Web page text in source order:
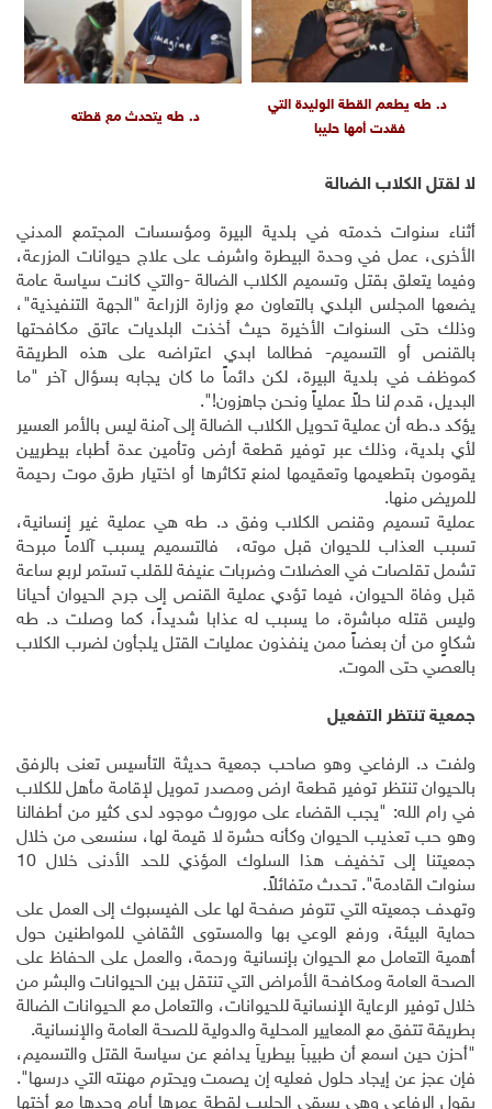
د. طه يطعم القطة الوليدة التي
فقدت أمها حليبا
د. طه يتحدث مع قطته
لا لقتل الكلاب الضالة
أثناء سنوات خدمته في بلدية البيرة ومؤسسات المجتمع المدني
الأخرى، عمل في وحدة البيطرة واشرف على علاج حيوانات المزرعة،
وفيما يتعلق بقتل وتسميم الكلاب الضالة -والتي كانت سياسة عامة
يضعها المجلس البلدي بالتعاون مع وزارة الزراعة "الجهة التنفيذية"،
وذلك حتى السنوات الأخيرة حيث أخذت البلديات عاتق مكافحتها
بالقنص أو التسميم- فطالما ابدي اعتراضه على هذه الطريقة
كموظف في بلدية البيرة، لكن دائماً ما كان يجابه بسؤال آخر "ما
البديل، قدم لنا حلاً عملياً ونحن جاهزون!".
يؤكد د.طه أن عملية تحويل الكلاب الضالة إلى آمنة ليس بالأمر العسير
لأي بلدية، وذلك عبر توفير قطعة أرض وتأمين عدة أطباء بيطريين
يقومون بتطعيمها وتعقيمها لمنع تكاثرها أو اختيار طرق موت رحيمة
للمريض منها.
عملية تسميم وقنص الكلاب وفق د. طه هي عملية غير إنسانية،
تسبب العذاب للحيوان قبل موته، فالتسميم يسبب آلاماً مبرحة
تشمل تقلصات في العضلات وضربات عنيفة للقلب تستمر لربع ساعة
قبل وفاة الحيوان، فيما تؤدي عملية القنص إلى جرح الحيوان أحيانا
وليس قتله مباشرة، ما يسبب له عذابا شديداً، كما وصلت د. طه
شكاوٍ من أن بعضاً ممن ينفذون عمليات القتل يلجأون لضرب الكلاب
بالعصي حتى الموت.
جمعية تنتظر التفعيل
ولفت د. الرفاعي وهو صاحب جمعية حديثة التأسيس تعنى بالرفق
بالحيوان تنتظر توفير قطعة ارض ومصدر تمويل لإقامة مأهل للكلاب
في رام الله: "يجب القضاء على موروث موجود لدى كثير من أطفالنا
وهو حب تعذيب الحيوان وكأنه حشرة لا قيمة لها، سنسعى من خلال
جمعيتنا إلى تخفيف هذا السلوك المؤذي للحد الأدنى خلال 10
سنوات القادمة". تحدث متفائلاً.
وتهدف جمعيته التي تتوفر صفحة لها على الفيسبوك إلى العمل على
حماية البيئة، ورفع الوعي بها والمستوى الثقافي للمواطنين حول
أهمية التعامل مع الحيوان بإنسانية ورحمة، والعمل على الحفاظ على
الصحة العامة ومكافحة الأمراض التي تنتقل بين الحيوانات والبشر من
خلال توفير الرعاية الإنسانية للحيوانات، والتعامل مع الحيوانات الضالة
بطريقة تتفق مع المعايير المحلية والدولية للصحة العامة والإنسانية.
"أحزن حين اسمع أن طبيباً بيطرياً يدافع عن سياسة القتل والتسميم،
فإن عجز عن إيجاد حلول فعليه إن يصمت ويحترم مهنته التي درسها".
يقول الرفاعي وهي يسقي الحليب لقطة عمرها أيام وجدها مع أختها